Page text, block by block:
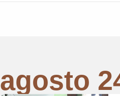
agosto